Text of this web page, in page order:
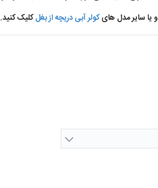
و یا سایر مدل هایکولر آبی دریچه از بغلکلیک کنید.